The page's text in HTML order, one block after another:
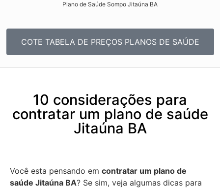
Plano de Saúde Sompo Jitaúna BA​
COTE TABELA DE PREÇOS PLANOS DE SAÚDE
10 considerações para
contratar um plano de saúde
Jitaúna BA
Você esta pensando em contratar um plano de
saúde Jitaúna BA? Se sim, veja algumas dicas para